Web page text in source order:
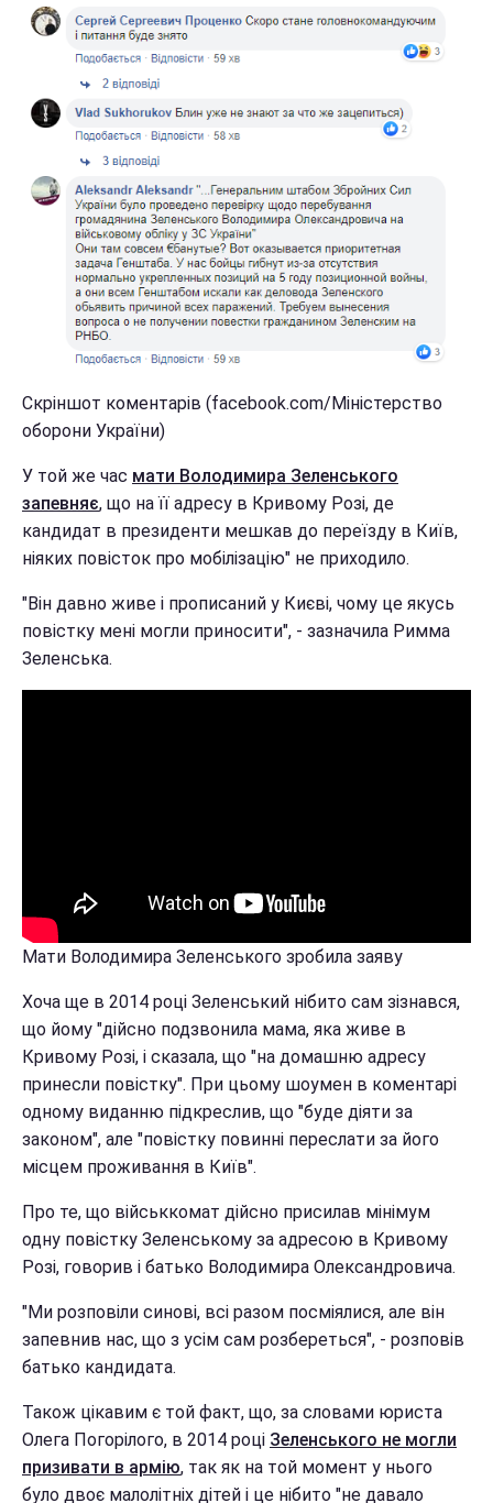
Скріншот коментарів (facebook.com/Міністерство
оборони України)
У той же час мати Володимира Зеленського
запевняє, що на її адресу в Кривому Розі, де
кандидат в президенти мешкав до переїзду в Київ,
ніяких повісток про мобілізацію" не приходило.
"Він давно живе і прописаний у Києві, чому це якусь
повістку мені могли приносити", - зазначила Римма
Зеленська.
Мати Володимира Зеленського зробила заяву
Хоча ще в 2014 році Зеленський нібито сам зізнався,
що йому "дійсно подзвонила мама, яка живе в
Кривому Розі, і сказала, що "на домашню адресу
принесли повістку". При цьому шоумен в коментарі
одному виданню підкреслив, що "буде діяти за
законом", але "повістку повинні переслати за його
місцем проживання в Київ".
Про те, що військкомат дійсно присилав мінімум
одну повістку Зеленському за адресою в Кривому
Розі, говорив і батько Володимира Олександровича.
"Ми розповіли синові, всі разом посміялися, але він
запевнив нас, що з усім сам розбереться", - розповів
батько кандидата.
Також цікавим є той факт, що, за словами юриста
Олега Погорілого, в 2014 році Зеленського не могли
призивати в армію, так як на той момент у нього
було двоє малолітніх дітей і це нібито "не давало